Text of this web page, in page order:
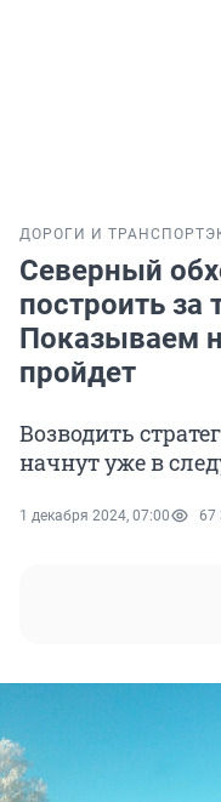
ДОРОГИ И ТРАНСПОРТ
Северный
построить за
Показываем
пройдет
Возводить
начнут уже в
1 декабря 2024, 07:00 67